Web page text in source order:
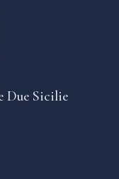
Due Sicilie